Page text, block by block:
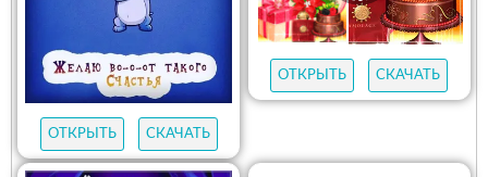
ОТКРЫТЬ СКАЧАТЬ
ОТКРЫТЬ СКАЧАТЬ